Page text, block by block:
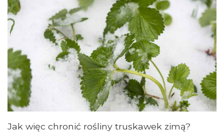
Jak więc chronić rośliny truskawek zimą?